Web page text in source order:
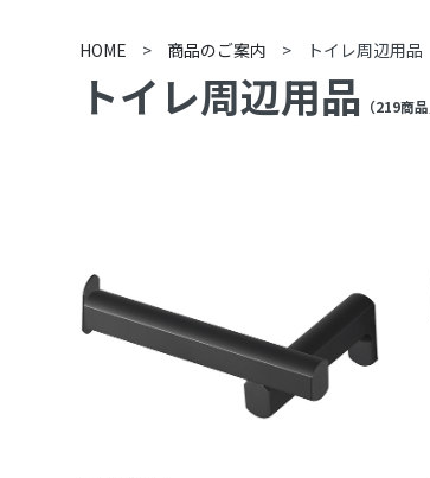
HOME > 商品のご案内 > トイレ周辺用品
トイレ周辺用品 （219商品